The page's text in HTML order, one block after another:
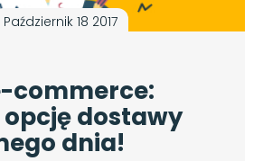
Październik 18 2017
commerce:
dostawy
dnia!